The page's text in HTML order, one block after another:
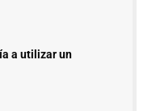
a utilizar un